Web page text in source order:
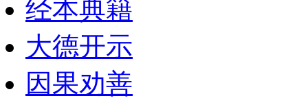
经本典籍
大德开示
因果劝善